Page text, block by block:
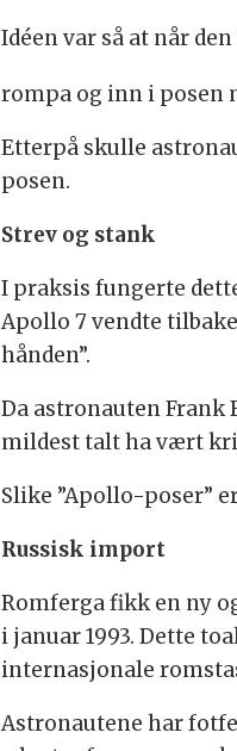
Idéen var så at når
rompa og inn i posen
Etterpå skulle
posen.
Strev og stank
I praksis fungerte
Apollo 7 vendte
hånden”.
Da astronauten Frank
mildest talt ha vært
Slike ”Apollo-poser”
Russisk import
Romferga fikk en ny
i januar 1993. Dette
internasjonale
Astronautene har